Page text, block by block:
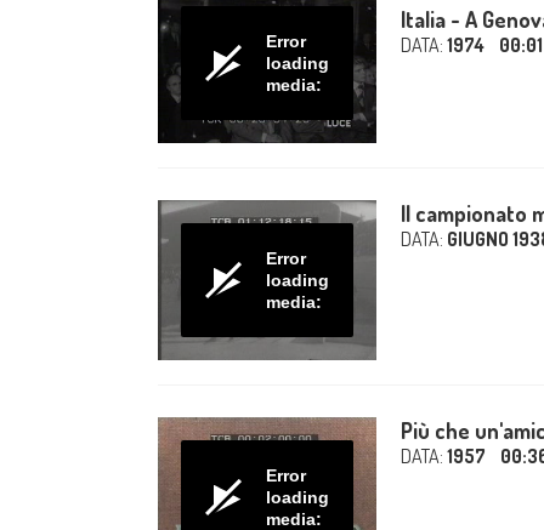
Error
loading
media:
Italia - A
DATA: 1974
Error
loading
media:
Il campionato
DATA: GIUGNO
Error
loading
media:
Più che
DATA: 1957